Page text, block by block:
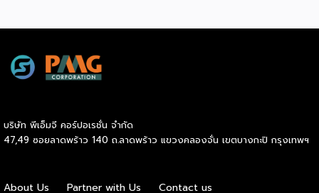
สถานีบริการน้ำมันบางจากมีสถานีชาร์จรถ EV ทั้งในกรุงเทพฯ
และต่างจังหวัด ครอบคลุมทั่วประเทศ .โดยความร่วมมือครั้งนี้
สถานีชาร์จรถยนต์ไฟฟ้า “MG Super Charge” ในสถานีบริการ
น้ำมันบางจาก ครอบคลุมทั้งในเขตกรุงเทพฯ นนทบุรีและ
บริษัท พีเอ็มจี คอร์ปอเรชั่น จำกัด
47,49 ซอยลาดพร้าว 140 ถ.ลาดพร้าว แขวงคลองจั่น เขตบางกะปิ กรุงเทพฯ
About Us Partner with Us Contact us